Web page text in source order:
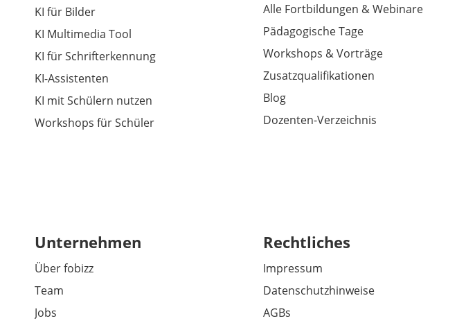
KI für Bilder
KI Multimedia Tool
KI für Schrifterkennung
KI-Assistenten
KI mit Schülern nutzen
Workshops für Schüler
Alle Fortbildungen & Webinare
Pädagogische Tage
Workshops & Vorträge
Zusatzqualifikationen
Blog
Dozenten-Verzeichnis
Unternehmen
Über fobizz
Team
Jobs
Rechtliches
Impressum
Datenschutzhinweise
AGBs